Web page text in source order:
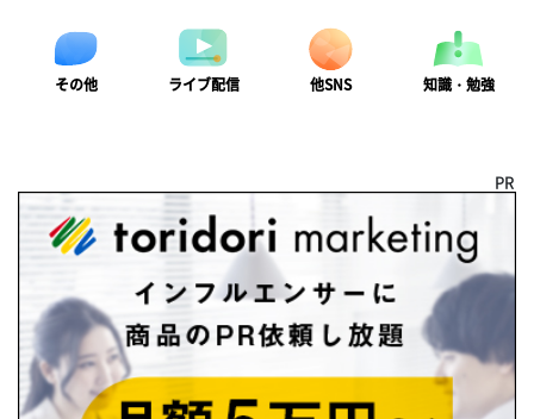
その他 ライブ配信 他SNS 知識・勉強
PR